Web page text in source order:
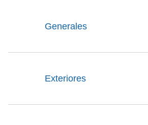
Generales
Exteriores